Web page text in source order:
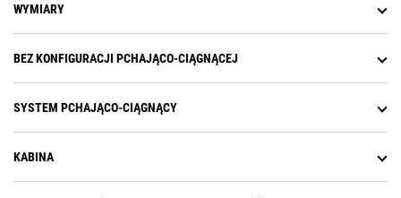
WYMIARY
BEZ KONFIGURACJI PCHAJĄCO-CIĄGNĄCEJ
SYSTEM PCHAJĄCO-CIĄGNĄCY
KABINA